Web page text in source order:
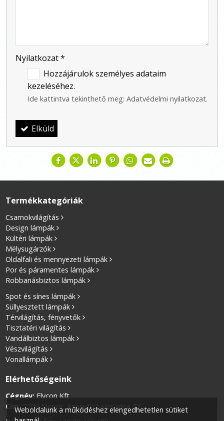
Nyilatkozat*
Hozzájárulok személyes adataim
kezeléséhez.
Ide kattintva tekinthető meg: Adatvédelmi nyilatkozat.
Elküld
Termékkategóriák
Csarnokvilágítás
Design lámpák
Kültéri lámpák
Mélysugárzók
Oldalfali és mennyezeti lámpák
Por és páramentes lámpák
Robbanásbiztos lámpák
Spot és sínes lámpák
Süllyesztett lámpák
Térvilágítás, fényvetők
Tisztatéri világítás
Vandálbiztos lámpák
Vészvilágítás
Vonallámpák
Elérhetőségeink
Cégnév:Elycon Kft.
Cím:2200 Monor, Kossuth Lajos utca 77.
Weboldalunk a működéshez elengedhetetlen sütiket